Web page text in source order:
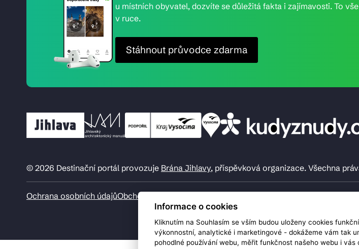
u místních obyvatel, dozvíte se důležitá fakta i zajímavosti. To
v ruce.
Stáhnout průvodce zdarma
© 2026 Destinační portál provozuje Brána Jihlavy, příspěvková organizace. Všechna
Ochrana osobních údajůObchodní podmínky
Informace o cookies
Kliknutím na Souhlasím se vším budou uloženy cookies
výkonnostní, analytické i marketingové - dokážeme vám tak
pohodlné používání webu, měřit funkčnost našeho webu i vás